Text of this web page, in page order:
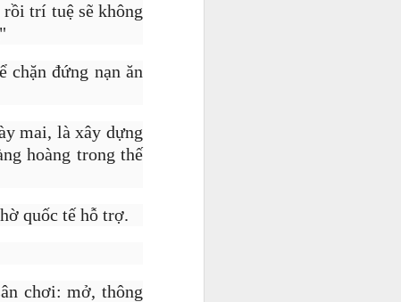
rồi trí tuệ sẽ không
chặn đứng nạn ăn
mai, là xây dựng
hoàng trong thế
quốc tế hỗ trợ.
chơi: mở, thông